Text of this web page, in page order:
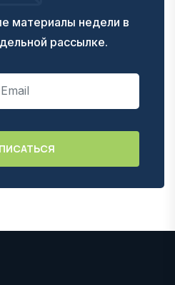
материалы недели в
рассылке.